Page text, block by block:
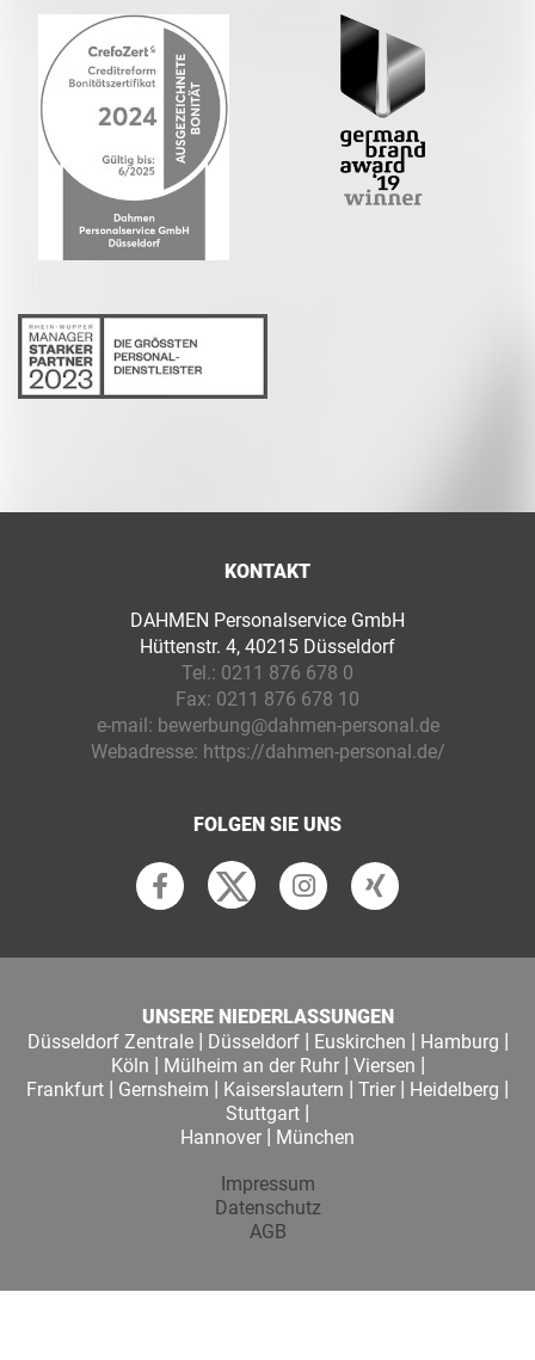
KONTAKT
DAHMEN Personalservice GmbH
Hüttenstr. 4, 40215 Düsseldorf
Tel.: 0211 876 678 0
Fax: 0211 876 678 10
e-mail: bewerbung@dahmen-personal.de
Webadresse: https://dahmen-personal.de/
FOLGEN SIE UNS
UNSERE NIEDERLASSUNGEN
Düsseldorf Zentrale| Düsseldorf| Euskirchen | Hamburg |
Köln | Mülheim an der Ruhr| Viersen |
Frankfurt | Gernsheim | Kaiserslautern | Trier | Heidelberg |
Stuttgart |
Hannover | München
Impressum
Datenschutz
AGB